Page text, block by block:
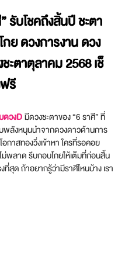
รับโชคถึงสิ้นปี ชะตา
ย ดวงการงาน ดวง
ะตาตุลาคม 2568เช็
รี
ดวงDมีดวงชะตาของ “6 ราศี” ที่
พลังหนุนนำจากดวงดาวด้านการ
กาสทองวิ่งเข้าหา ใครที่รอคอย
ม่พลาด รีบกอบโกยให้เต็มที่ก่อนสิ้น
ที่สุด ถ้าอยากรู้ว่ามีราศีไหนบ้าง เรา